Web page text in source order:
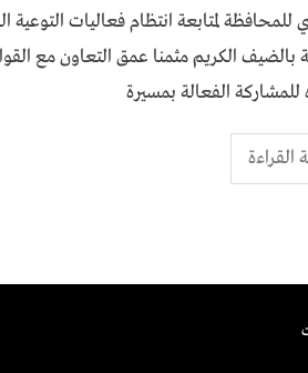
للمحافظة لمتابعة انتظام فعاليات
بالضيف الكريم مثمنا عمق التعاون مع
للمشاركة الفعالة بمسيرة
القراءة